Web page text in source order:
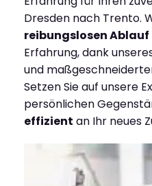
Dresden nach Trento.
reibungslosen Ablauf
Erfahrung, dank
und
Setzen Sie auf unsere
persönlichen
effizient an Ihr neues